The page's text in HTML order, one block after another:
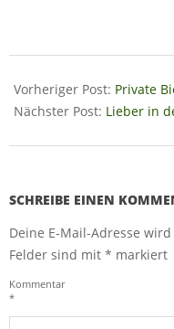
01-
03
Vorheriger Post: Private
Nächster Post: Lieber in
SCHREIBE EINEN
Deine E-Mail-Adresse
Felder sind mit * markiert
Kommentar
*